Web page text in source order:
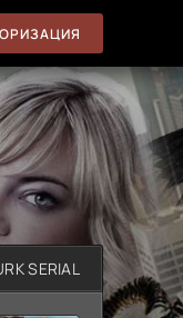
SERIAL